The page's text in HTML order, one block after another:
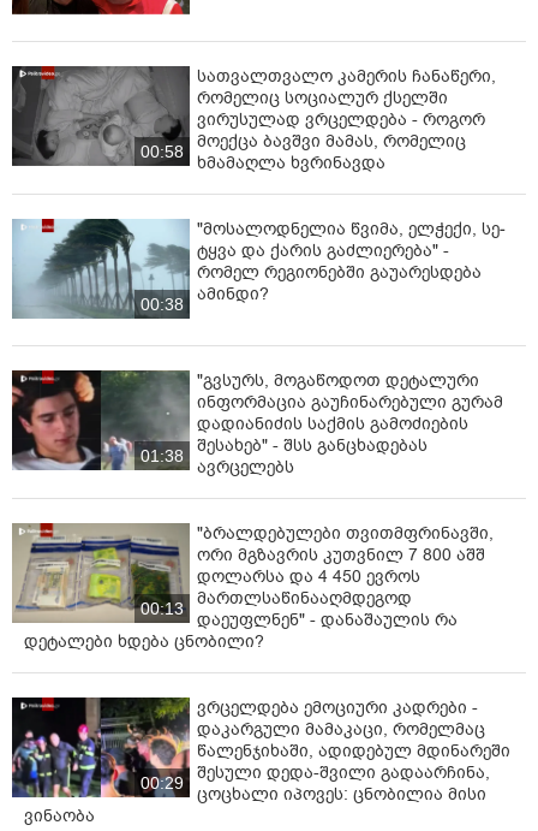
00:58
სათვალთვალო კამერის ჩანაწერი,
რომელიც სოციალურ ქსელში
ვირუსულად ვრცელდება - როგორ
მოექცა ბავშვი მამას, რომელიც
ხმამაღლა ხვრინავდა
00:38
"მოსალოდნელია წვიმა, ელ­ჭე­ქი, სე­
ტყვა და ქა­რის გაძ­ლი­ე­რე­ბა" -
რომელ რეგიონებში გაუარესდება
ამინდი?
01:38
"გვსურს, მოგაწოდოთ დეტალური
ინფორმაცია გაუჩინარებული გურამ
დადიანიძის საქმის გამოძიების
შესახებ" - შსს განცხადებას
ავრცელებს
00:13
"ბრალდებულები თვითმფრინავში,
ორი მგზავრის კუთვნილ 7 800 აშშ
დოლარსა და 4 450 ევროს
მართლსაწინააღმდეგოდ
დაეუფლნენ" - დანაშაულის რა
დეტალები ხდება ცნობილი?
00:29
ვრცელდება ემოციური კადრები -
დაკარგული მამაკაცი, რომელმაც
წალენჯიხაში, ადიდებულ მდინარეში
შესული დედა-შვილი გადაარჩინა,
ცოცხალი იპოვეს: ცნობილია მისი
ვინაობა